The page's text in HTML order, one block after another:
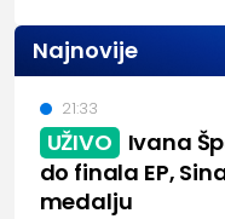
Najnovije
UŽIVO Ivana
do finala EP,
medalju
21:33